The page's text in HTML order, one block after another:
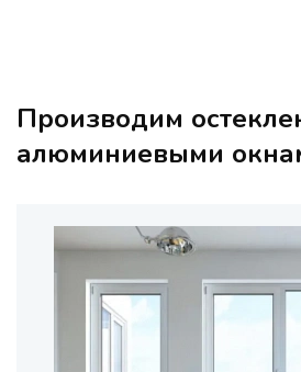
Производим
алюминиевыми